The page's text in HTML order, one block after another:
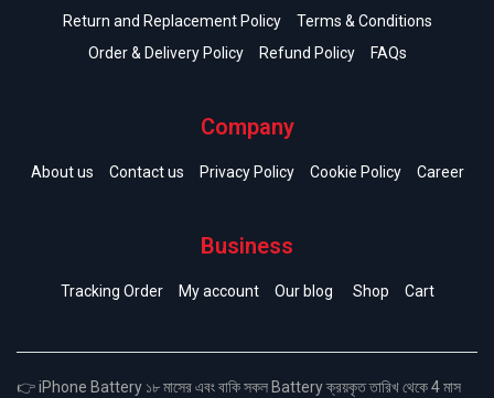
Return and Replacement Policy
Terms & Conditions
Order & Delivery Policy
Refund Policy FAQs
Company
About us Contact us Privacy Policy Cookie Policy Career
Business
Tracking Order My account Our blog Shop Cart
👉 iPhone Battery ১৮ মাসের এবং বাকি সকল Battery ক্রয়কৃত তারিখ থেকে 4 মাস